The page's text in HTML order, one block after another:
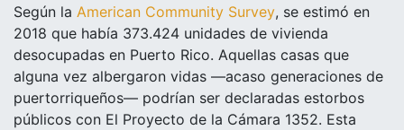
Según la American Community Survey, se estimó en
2018 que había 373.424 unidades de vivienda
desocupadas en Puerto Rico. Aquellas casas que
alguna vez albergaron vidas ―acaso generaciones de
puertorriqueños― podrían ser declaradas estorbos
públicos con El Proyecto de la Cámara 1352. Esta